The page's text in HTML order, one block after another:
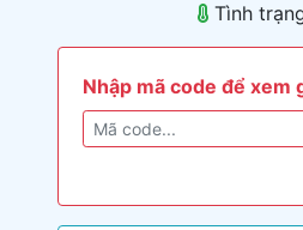
Tình
Nhập mã code để xem